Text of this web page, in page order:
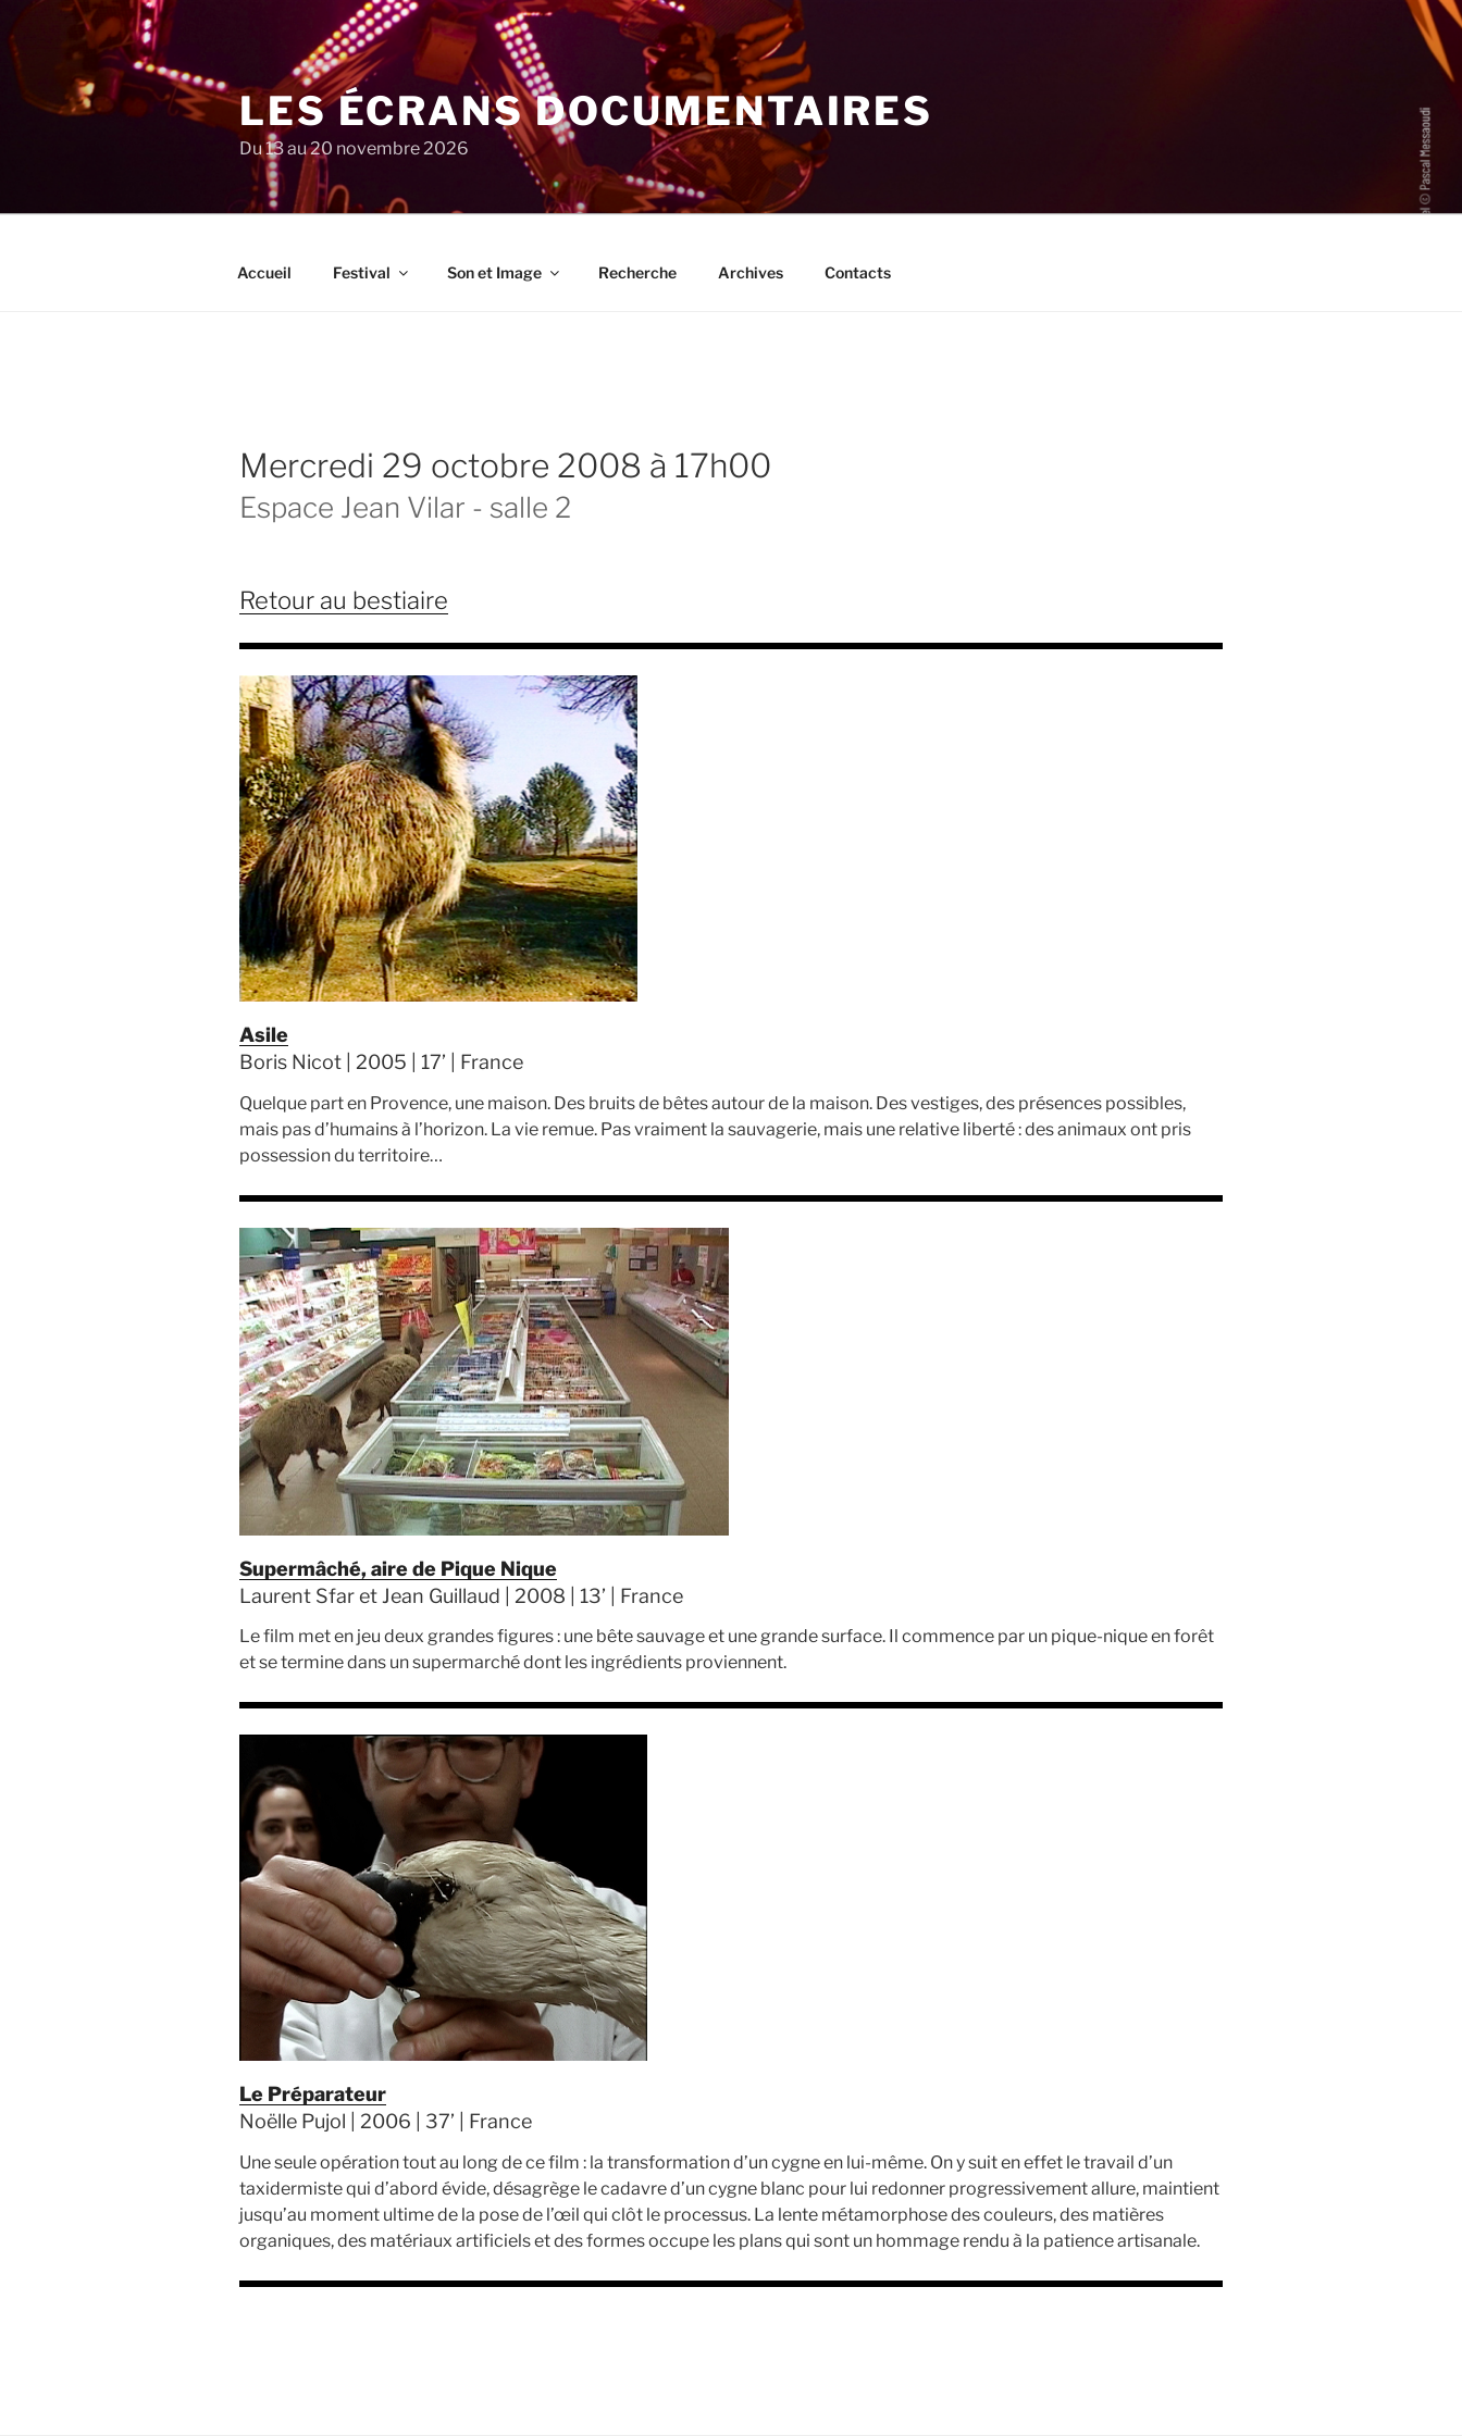
au
contenu
principal
LES ÉCRANS DOCUMENTAIRES
Du 13 au 20 novembre 2026
Accueil Festival Son et Image Recherche Archives Contacts
mercredi 29 octobre 2008 à 17h00
Espace Jean Vilar - salle 2
Retour au bestiaire
Asile
Boris Nicot | 2005 | 17’ | France
Quelque part en Provence, une maison. Des bruits de bêtes autour de la maison. Des vestiges, des présences possibles,
mais pas d’humains à l’horizon. La vie remue. Pas vraiment la sauvagerie, mais une relative liberté : des animaux ont pris
possession du territoire…
Supermâché, aire de Pique Nique
Laurent Sfar et Jean Guillaud | 2008 | 13’ | France
Le film met en jeu deux grandes figures : une bête sauvage et une grande surface. Il commence par un pique-nique en forêt
et se termine dans un supermarché dont les ingrédients proviennent.
Le Préparateur
Noëlle Pujol | 2006 | 37’ | France
Une seule opération tout au long de ce film : la transformation d’un cygne en lui-même. On y suit en effet le travail d’un
taxidermiste qui d’abord évide, désagrège le cadavre d’un cygne blanc pour lui redonner progressivement allure, maintient
jusqu’au moment ultime de la pose de l’œil qui clôt le processus. La lente métamorphose des couleurs, des matières
organiques, des matériaux artificiels et des formes occupe les plans qui sont un hommage rendu à la patience artisanale.